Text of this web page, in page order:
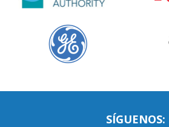
SÍGUENOS: